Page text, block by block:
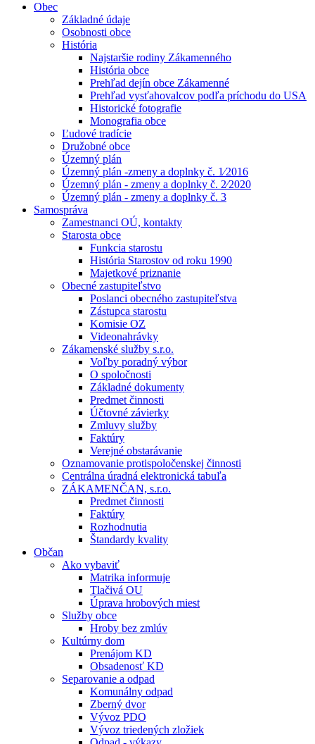
Obec
Základné údaje
Osobnosti obce
História
Najstaršie rodiny Zákamenného
História obce
Prehľad dejín obce Zákamenné
Prehľad vysťahovalcov podľa príchodu do USA
Historické fotografie
Monografia obce
Ľudové tradície
Družobné obce
Územný plán
Územný plán -zmeny a doplnky č. 1⁄2016
Územný plán - zmeny a doplnky č. 2⁄2020
Územný plán - zmeny a doplnky č. 3
Samospráva
Zamestnanci OÚ, kontakty
Starosta obce
Funkcia starostu
História Starostov od roku 1990
Majetkové priznanie
Obecné zastupiteľstvo
Poslanci obecného zastupiteľstva
Zástupca starostu
Komisie OZ
Videonahrávky
Zákamenské služby s.r.o.
Voľby poradný výbor
O spoločnosti
Základné dokumenty
Predmet činnosti
Účtovné závierky
Zmluvy služby
Faktúry
Verejné obstarávanie
Oznamovanie protispoločenskej činnosti
Centrálna úradná elektronická tabuľa
ZÁKAMENČAN, s.r.o.
Predmet činnosti
Faktúry
Rozhodnutia
Štandardy kvality
Občan
Ako vybaviť
Matrika informuje
Tlačivá OU
Úprava hrobových miest
Služby obce
Hroby bez zmlúv
Kultúrny dom
Prenájom KD
Obsadenosť KD
Separovanie a odpad
Komunálny odpad
Zberný dvor
Vývoz PDO
Vývoz triedených zložiek